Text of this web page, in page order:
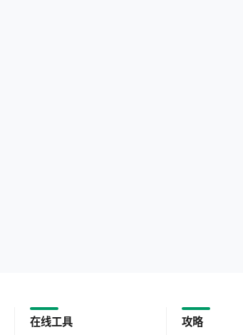
在线工具 攻略